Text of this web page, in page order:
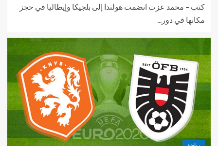
كتب – محمد عزت انضمت هولندا إلى بلجيكا وإيطاليا في حجز
مكانها في دور...